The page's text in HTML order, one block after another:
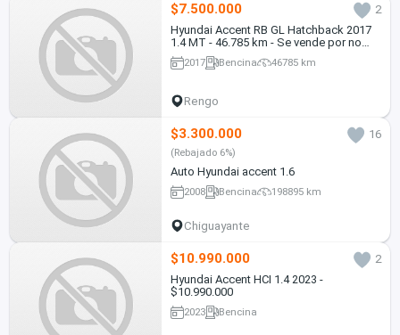
$7.500.000
2
Hyundai Accent RB GL Hatchback 2017
1.4 MT - 46.785 km - Se vende por no
uso
2017 Bencina 46785 km
Rengo
$3.300.000 16
(Rebajado 6%)
Auto Hyundai accent 1.6
2008 Bencina 198895 km
Chiguayante
$10.990.000
2
Hyundai Accent HCI 1.4 2023 -
$10.990.000
2023 Bencina